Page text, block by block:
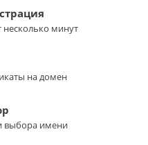
несколько минут
на домен
выбора имени